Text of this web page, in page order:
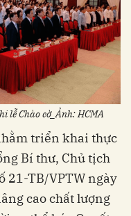
lễ Chào cờ_Ảnh: HCMA
triển khai thực
Bí thư, Chủ tịch
21-TB/VPTW ngày
cao chất lượng